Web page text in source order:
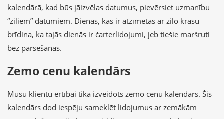
kalendārā, kad būs jāizvēlas datumus, pievērsiet uzmanību
“ziliem” datumiem. Dienas, kas ir atzīmētās ar zilo krāsu
brīdina, ka tajās dienās ir čarterlidojumi, jeb tiešie maršruti
bez pārsēšanās.
Zemo cenu kalendārs
Mūsu klientu ērtībai tika izveidots zemo cenu kalendārs. Šis
kalendārs dod iespēju sameklēt lidojumus ar zemākām